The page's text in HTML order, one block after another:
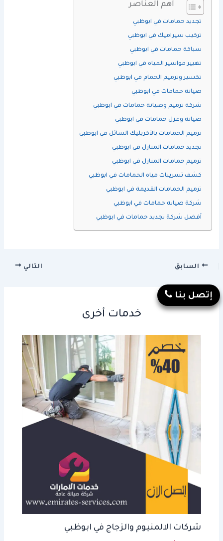
أهم العناصر
تجديد حمامات في ابوظبي
تركيب سيراميك في ابوظبي
سباكة حمامات في ابوظبي
تغيير مواسير المياه في ابوظبي
تكسير وترميم الحمام في ابوظبي
صيانة حمامات في ابوظبي
شركة ترميم وصيانة حمامات في ابوظبي
صيانة وعزل حمامات في ابوظبي
ترميم الحمامات بالأكريليك السائل في ابوظبي
تجديد حمامات المنازل في ابوظبي
ترميم حمامات المنازل في ابوظبي
كشف تسريبات مياه الحمامات في ابوظبي
ترميم الحمامات القديمة في ابوظبي
شركة صيانة حمامات في ابوظبي
أفضل شركة تجديد حمامات في ابوظبي
السابق التالي
خدمات أخرى
شركات الالمنيوم والزجاج في ابوظبي
إتصل بنا